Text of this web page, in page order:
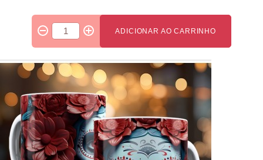
ADICIONAR AO CARRINHO